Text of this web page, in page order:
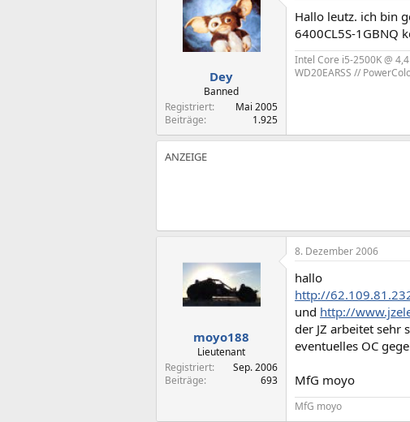
e
l
l
a
m
Dey
Banned
Registriert
Mai 2005
Beiträge
1.925
Hallo leutz. ich bin
6400CL5S-1GBNQ
Intel Core i5-2500K @
WD20EARSS //
moyo188
Lieutenant
Registriert
Sep. 2006
Beiträge
693
8. Dezember 2006
hallo
http://
und http://
der JZ arbeitet
eventuelles OC
MfG moyo
MfG moyo